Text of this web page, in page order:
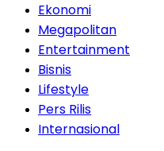
Ekonomi
Megapolitan
Entertainment
Bisnis
Lifestyle
Pers Rilis
Internasional